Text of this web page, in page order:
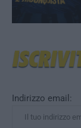
Indirizzo email: